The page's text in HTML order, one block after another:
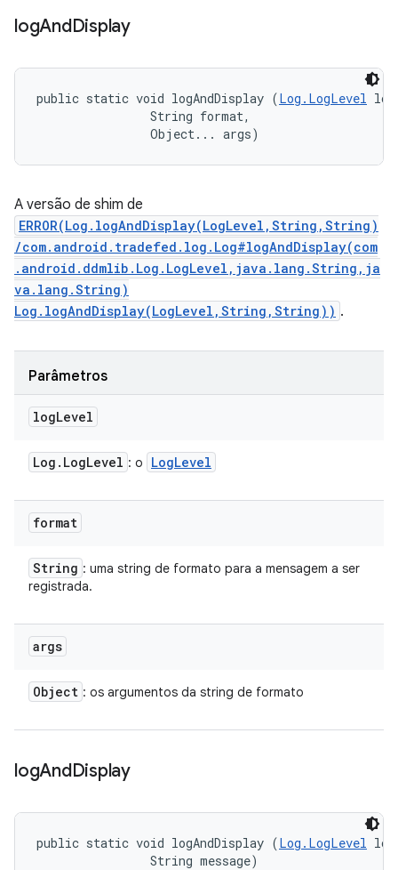
logAndDisplay
public static void logAndDisplay (Log.LogLevel
                String format,
                Object... args)
A versão de shim de
ERROR(Log.logAndDisplay(LogLevel,String,String)
/com.android.tradefed.log.Log#logAndDisplay(com
.android.ddmlib.Log.LogLevel,java.lang.String,ja
va.lang.String)
Log.logAndDisplay(LogLevel,String,String)) .
Parâmetros
logLevel
Log . LogLevel : o LogLevel
format
String : uma string de formato para a mensagem a ser
registrada.
args
Object : os argumentos da string de formato
logAndDisplay
public static void logAndDisplay (Log.LogLevel
                String message)